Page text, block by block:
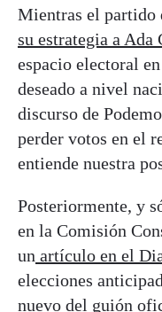
Mientras el partido
su estrategia a Ada
espacio electoral
deseado a nivel
discurso de
perder votos en el
entiende nuestra
Posteriormente, y
en la Comisión
un artículo en el
elecciones
nuevo del guión